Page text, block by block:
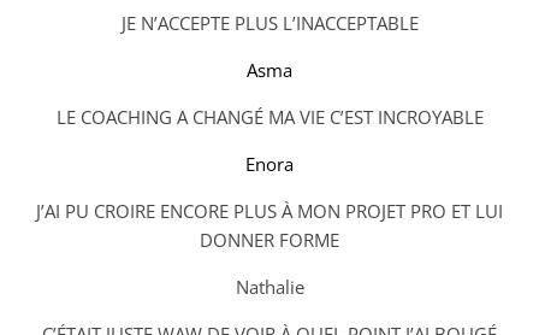
JE N’ACCEPTE PLUS L’INACCEPTABLE
Asma
LE COACHING A CHANGÉ MA VIE C’EST INCROYABLE
Enora
J’AI PU CROIRE ENCORE PLUS À MON PROJET PRO ET LUI
DONNER FORME
Nathalie